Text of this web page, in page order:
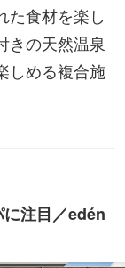
た食材を楽し
きの天然温泉
しめる複合施
注目／edén